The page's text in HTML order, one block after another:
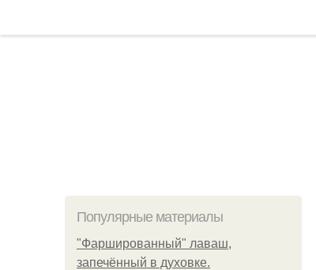
Популярные материалы
"Фаршированный" лаваш,
запечённый в духовке.